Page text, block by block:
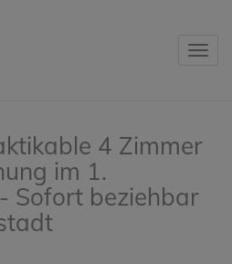
4 Zimmer
im 1.
Sofort beziehbar